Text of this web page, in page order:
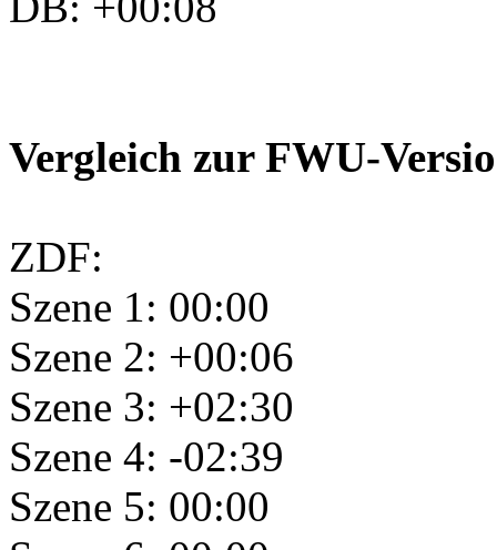
Vergleich zur FWU-
ZDF:
Szene 1: 00:00
Szene 2: +00:06
Szene 3: +02:30
Szene 4: -02:39
Szene 5: 00:00